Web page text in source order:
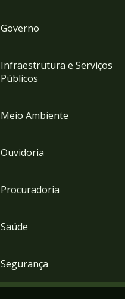
Governo
Infraestrutura e Serviços
Públicos
Meio Ambiente
Ouvidoria
Procuradoria
Saúde
Segurança